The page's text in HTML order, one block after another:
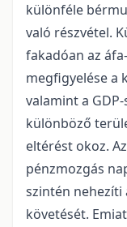
különféle
való részvétel.
fakadóan az
megfigyelése a
valamint a
különböző
eltérést okoz.
pénzmozgás
szintén nehezíti
követését.